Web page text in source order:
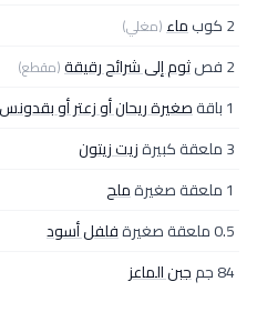
2 كوب
ماء(مغلي)
2 فص ثوم إلى شرائح رقيقة(مقطع)
1 باقة
صغيرة ريحان أو زعتر أو بقدونس
3 ملعقة كبيرة
زيت زيتون
1 ملعقة صغيرة
ملح
0.5 ملعقة صغيرة
فلفل أسود
84 جم
جبن الماعز